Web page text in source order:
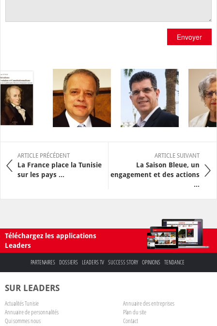
Envoyer
ARTICLE PRÉCÉDENT
La France place la Tunisie
sur les pays ...
ARTICLE SUIVANT
La Saison Bleue, un
engagement et des actions
...
Téléchargez les applications
Leaders
PARTENAIRES DOSSIERS LEADERS TV SUCCESS STORY OPINIONS TENDANCE
SUR LEADERS
Actualités Tunisie
Annuaire des entreprises
Annuaire de personnalités
Plan du site
Qui sommes nous
Contact